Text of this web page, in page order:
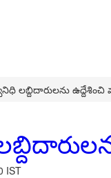
లబ్దిదారులను
IST